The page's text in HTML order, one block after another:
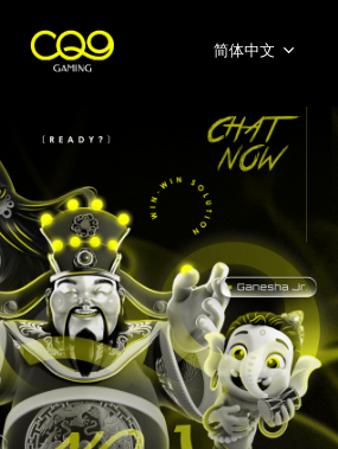
简体中文
ภาษาไทย
한국어
Español
Portugues